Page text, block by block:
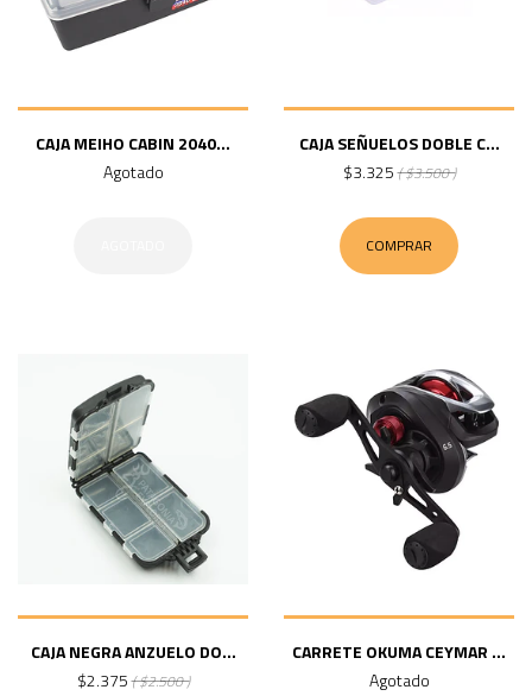
CAJA MEIHO CABIN 2040...
Agotado
CAJA SEÑUELOS DOBLE C...
$3.325( $3.500 )
COMPRAR
CAJA NEGRA ANZUELO DO...
$2.375( $2.500 )
CARRETE OKUMA CEYMAR ...
Agotado